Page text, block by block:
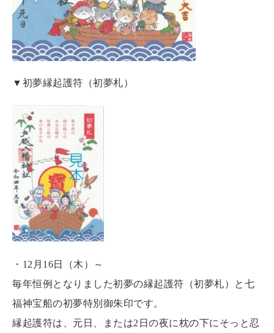
▼初夢縁起護符（初夢札）
・12月16日（木）～
毎年恒例となりました初夢の縁起護符（初夢札）と七
福神宝船の初夢特別御朱印です。
縁起護符は、元日、または2日の夜に枕の下にそっと忍